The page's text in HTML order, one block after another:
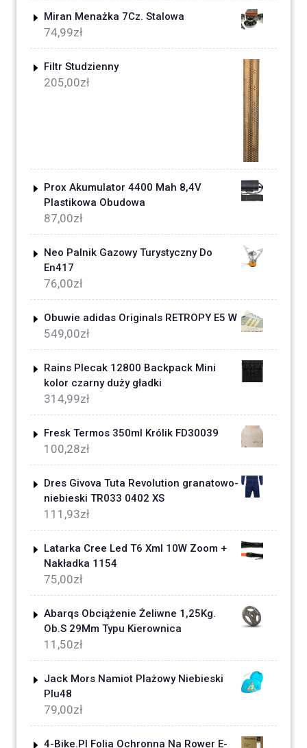
Miran Menażka 7Cz. Stalowa
74,99zł
Filtr Studzienny
205,00zł
Prox Akumulator 4400 Mah 8,4V
Plastikowa Obudowa
87,00zł
Neo Palnik Gazowy Turystyczny Do
En417
76,00zł
Obuwie adidas Originals RETROPY E5 W
549,00zł
Rains Plecak 12800 Backpack Mini
kolor czarny duży gładki
314,99zł
Fresk Termos 350ml Królik FD30039
100,28zł
Dres Givova Tuta Revolution granatowo-
niebieski TR033 0402 XS
111,93zł
Latarka Cree Led T6 Xml 10W Zoom +
Nakładka 1154
75,00zł
Abarqs Obciążenie Żeliwne 1,25Kg.
Ob.S 29Mm Typu Kierownica
11,50zł
Jack Mors Namiot Plażowy Niebieski
Plu48
79,00zł
4-Bike.Pl Folia Ochronna Na Rower E-